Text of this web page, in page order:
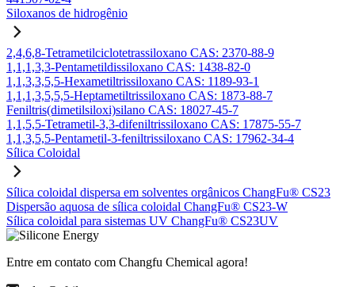
Siloxanos de hidrogênio
2,4,6,8-Tetrametilciclotetrassiloxano CAS: 2370-88-9
1,1,1,3,3-Pentametildissiloxano CAS: 1438-82-0
1,1,3,3,5,5-Hexametiltrissiloxano CAS: 1189-93-1
1,1,1,3,5,5,5-Heptametiltrissiloxano CAS: 1873-88-7
Feniltris(dimetilsiloxi)silano CAS: 18027-45-7
1,1,5,5-Tetrametil-3,3-difeniltrissiloxano CAS: 17875-55-7
1,1,3,5,5-Pentametil-3-feniltrissiloxano CAS: 17962-34-4
Sílica Coloidal
Sílica coloidal dispersa em solventes orgânicos ChangFu® CS23
Dispersão aquosa de sílica coloidal ChangFu® CS23-W
Sílica coloidal para sistemas UV ChangFu® CS23UV
Entre em contato com Changfu Chemical agora!